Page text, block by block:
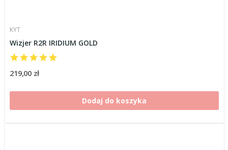
KYT
Wizjer R2R IRIDIUM GOLD
219,00 zł
Dodaj do koszyka